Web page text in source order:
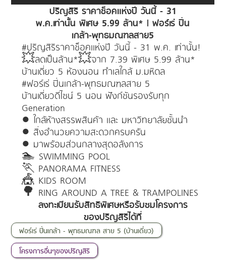
ปริญสิริ ราคาช็อคแห่งปี วันนี้ - 31
พ.ค.เท่านั้น พิเศษ 5.99 ล้าน* | ฟอร์เร่ ปิ่น
เกล้า-พุทธมณฑลสาย5
#ปริญสิริราคาช็อคแห่งปี วันนี้ - 31 พ.ค. เท่านั้น!
💥ลดเป็นล้าน*💥จาก 7.39 พิเศษ 5.99 ล้าน*
บ้านเดี่ยว 5 ห้องนอน ทำเลใกล้ ม.มหิดล
#ฟอร์เร่ ปิ่นเกล้า-พุทธมณฑลสาย 5
บ้านเดี่ยวดีไซน์ 5 นอน ฟังก์ชันรองรับทุก
Generation
● ใกล้ห้างสรรพสินค้า และ มหาวิทยาลัยชั้นนำ
● สิ่งอำนวยความสะดวกครบครัน
● มาพร้อมส่วนกลางสุดอลังการ
🏊 SWIMMING POOL
🏃 PANORAMA FITNESS
🎪 KIDS ROOM
🌳 RING AROUND A TREE & TRAMPOLINES
ลงทะเบียนรับสิทธิพิเศษหรือรับชมโครงการ
ของปริญสิริได้ที่
ฟอร์เร่ ปิ่นเกล้า - พุทธมณฑล สาย 5 (บ้านเดี่ยว)
โครงการอื่นๆของปริญสิริ